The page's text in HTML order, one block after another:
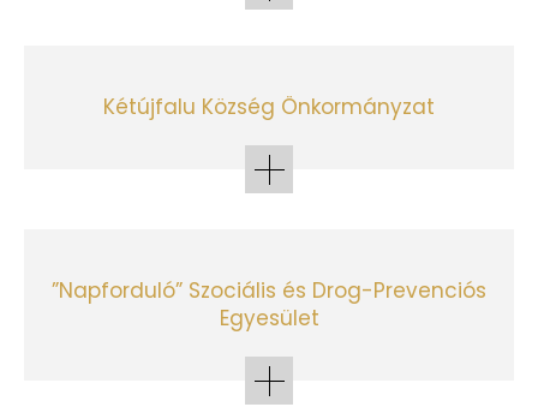
Kétújfalu Község Önkormányzat
”Napforduló” Szociális és Drog-Prevenciós
Egyesület